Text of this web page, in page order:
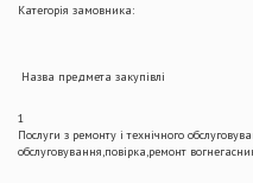
Категорія замовника:
Назва предмета закупівлі
1
Послуги з ремонту і технічного
обслуговування,повірка,ремонт